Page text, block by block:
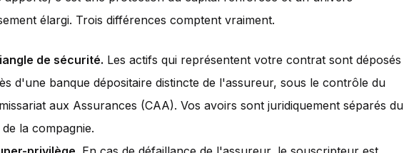
élargi. Trois différences comptent vraiment.
de sécurité. Les actifs qui représentent votre contrat sont déposés
d'une banque dépositaire distincte de l'assureur, sous le contrôle du
aux Assurances (CAA). Vos avoirs sont juridiquement séparés du
la compagnie.